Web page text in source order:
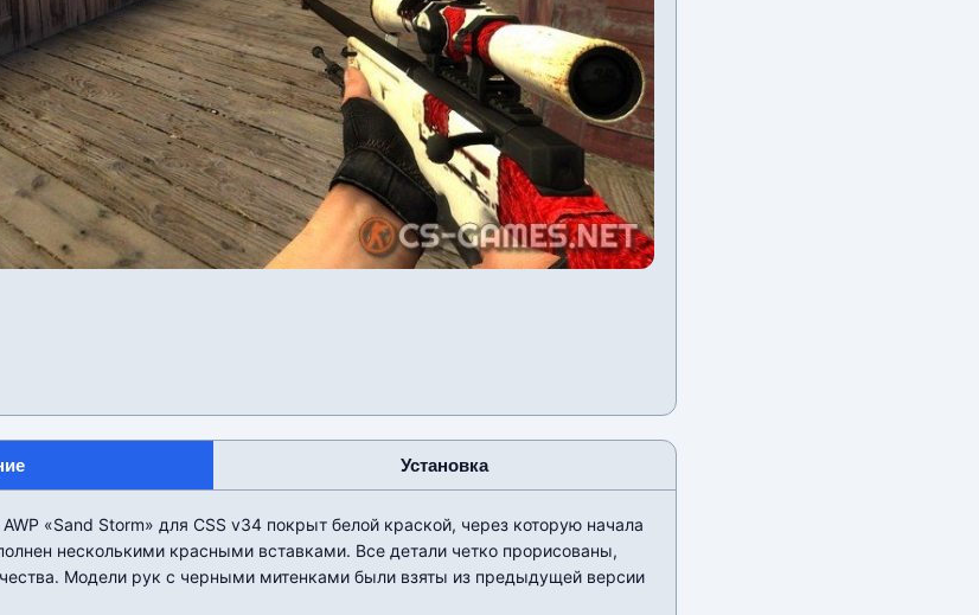
Установка
«Sand Storm» для CSS v34 покрыт белой краской, через которую начала
несколькими красными вставками. Все детали четко прорисованы,
Модели рук с черными митенками были взяты из предыдущей версии